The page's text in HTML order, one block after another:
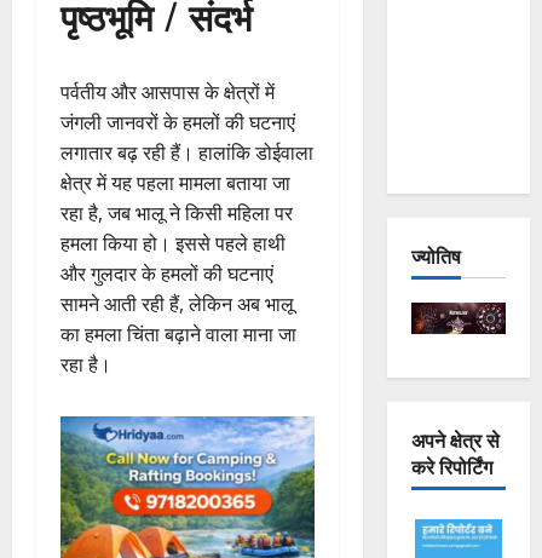
पृष्ठभूमि / संदर्भ
पर्वतीय और आसपास के क्षेत्रों में
जंगली जानवरों के हमलों की घटनाएं
लगातार बढ़ रही हैं। हालांकि डोईवाला
क्षेत्र में यह पहला मामला बताया जा
रहा है, जब भालू ने किसी महिला पर
हमला किया हो। इससे पहले हाथी
और गुलदार के हमलों की घटनाएं
सामने आती रही हैं, लेकिन अब भालू
का हमला चिंता बढ़ाने वाला माना जा
रहा है।
ज्योतिष
अपने क्षेत्र से
करे रिपोर्टिंग